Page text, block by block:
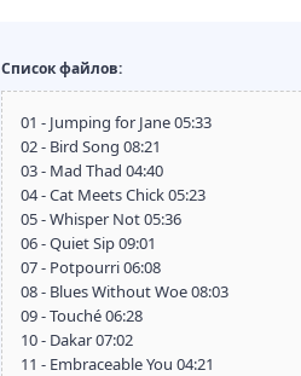
Список файлов:
01 - Jumping for Jane 05:33
02 - Bird Song 08:21
03 - Mad Thad 04:40
04 - Cat Meets Chick 05:23
05 - Whisper Not 05:36
06 - Quiet Sip 09:01
07 - Potpourri 06:08
08 - Blues Without Woe 08:03
09 - Touché 06:28
10 - Dakar 07:02
11 - Embraceable You 04:21